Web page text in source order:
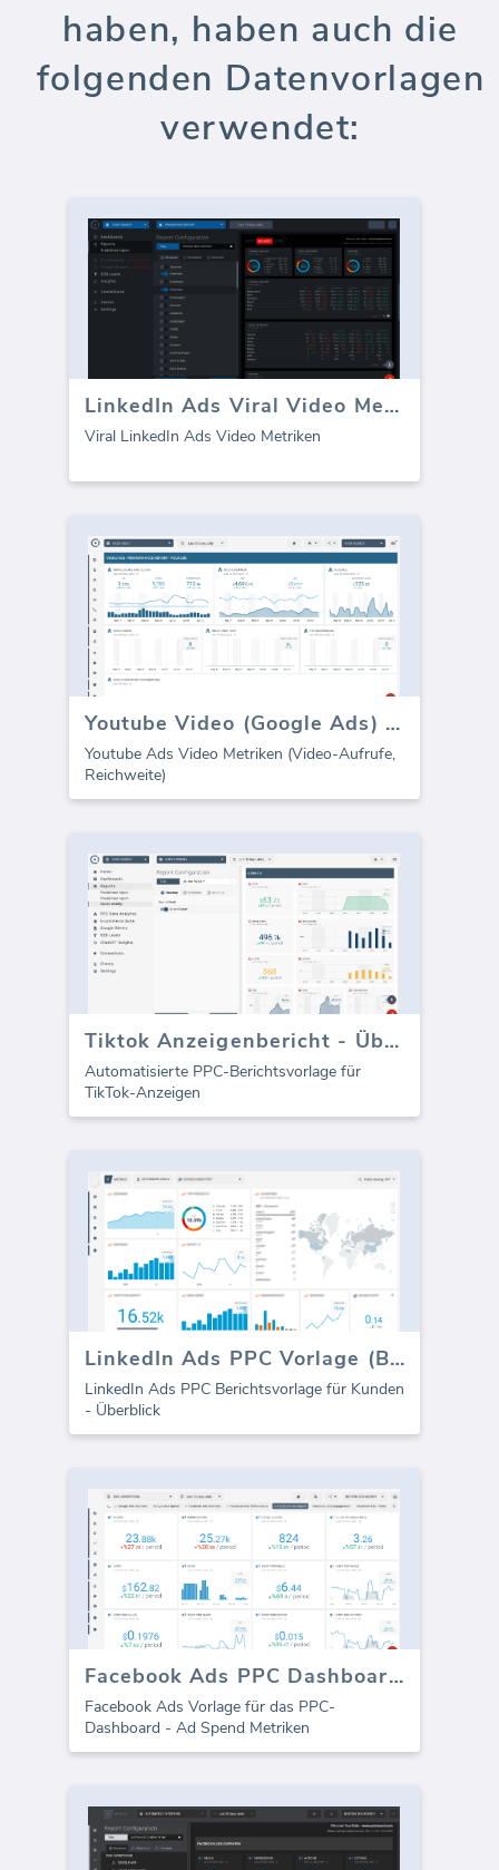
haben, haben auch die
folgenden Datenvorlagen
verwendet:
LinkedIn Ads Viral Video Metriken
Viral LinkedIn Ads Video Metriken
Youtube Video (Google Ads) Dashboard
Youtube Ads Video Metriken (Video-Aufrufe,
Reichweite)
Tiktok Anzeigenbericht - Überblick
Automatisierte PPC-Berichtsvorlage für
TikTok-Anzeigen
LinkedIn Ads PPC Vorlage (Bericht)
LinkedIn Ads PPC Berichtsvorlage für Kunden
- Überblick
Facebook Ads PPC Dashboard - Ad Ausgaben
Facebook Ads Vorlage für das PPC-
Dashboard - Ad Spend Metriken